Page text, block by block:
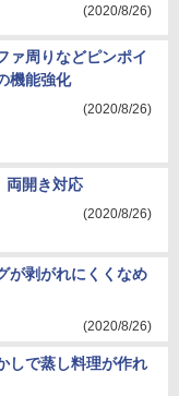
(2020/8/26)
ァ周りなどピンポイ
機能強化
(2020/8/26)
両開き対応
(2020/8/26)
が剥がれにくくなめ
(2020/8/26)
しで蒸し料理が作れ